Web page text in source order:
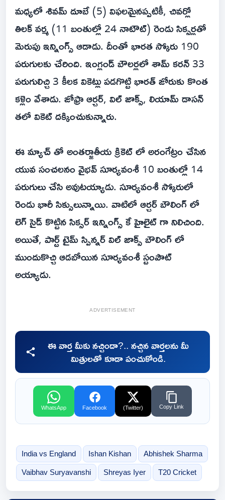
మధ్యలో శివమ్ దూబే (5) విఫలమైనప్పటికీ, చివర్లో
తిలక్ వర్మ (11 బంతుల్లో 24 నాటౌట్) రెండు సిక్సర్లతో
మెరుపు ఇన్నింగ్స్ ఆడాడు. దీంతో భారత స్కోరు 190
పరుగులకు చేరింది. ఇంగ్లండ్ బౌలర్లలో శామ్ కరన్ 33
పరుగులిచ్చి 3 కీలక వికెట్లు పడగొట్టి భారత్ జోరుకు కొంత
కళ్లెం వేశాడు. జోఫ్రా ఆర్చర్, విల్ జాక్స్, లియామ్ డాసన్
తలో వికెట్ దక్కించుకున్నారు.
ఈ మ్యాచ్ తో అంతర్జాతీయ క్రికెట్ లో అరంగేట్రం చేసిన
యువ సంచలనం వైభవ్ సూర్యవంశీ 10 బంతుల్లో 14
పరుగులు చేసి అవుటయ్యాడు. సూర్యవంశీ స్కోరులో
రెండు భారీ సిక్సులున్నాయి. వాటిలో ఆర్చర్ బౌలింగ్ లో
లెగ్ సైడ్ కొట్టిన సిక్సర్ ఇన్నింగ్స్ కే హైలైట్ గా నిలిచింది.
అయితే, పార్ట్ టైమ్ స్పిన్నర్ విల్ జాక్స్ బౌలింగ్ లో
ముందుకొచ్చి ఆడబోయిన సూర్యవంశీ స్టంపౌట్
అయ్యాడు.
ADVERTISEMENT
ఈ వార్త మీకు నచ్చిందా?.. నచ్చిన వార్తలను మీ
మిత్రులతో కూడా పంచుకోండి.
WhatsApp Facebook (Twitter) Copy Link
India vs England Ishan Kishan Abhishek Sharma
Vaibhav Suryavanshi Shreyas Iyer T20 Cricket